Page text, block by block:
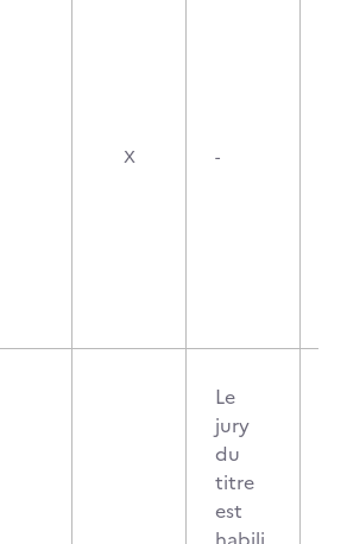
X -
Le
jury
du
titre
est